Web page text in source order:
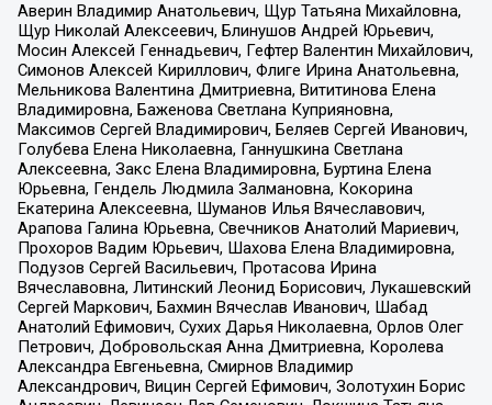
Аверин Владимир Анатольевич, Щур Татьяна Михайловна,
Щур Николай Алексеевич, Блинушов Андрей Юрьевич,
Мосин Алексей Геннадьевич, Гефтер Валентин Михайлович,
Симонов Алексей Кириллович, Флиге Ирина Анатольевна,
Мельникова Валентина Дмитриевна, Вититинова Елена
Владимировна, Баженова Светлана Куприяновна,
Максимов Сергей Владимирович, Беляев Сергей Иванович,
Голубева Елена Николаевна, Ганнушкина Светлана
Алексеевна, Закс Елена Владимировна, Буртина Елена
Юрьевна, Гендель Людмила Залмановна, Кокорина
Екатерина Алексеевна, Шуманов Илья Вячеславович,
Арапова Галина Юрьевна, Свечников Анатолий Мариевич,
Прохоров Вадим Юрьевич, Шахова Елена Владимировна,
Подузов Сергей Васильевич, Протасова Ирина
Вячеславовна, Литинский Леонид Борисович, Лукашевский
Сергей Маркович, Бахмин Вячеслав Иванович, Шабад
Анатолий Ефимович, Сухих Дарья Николаевна, Орлов Олег
Петрович, Добровольская Анна Дмитриевна, Королева
Александра Евгеньевна, Смирнов Владимир
Александрович, Вицин Сергей Ефимович, Золотухин Борис